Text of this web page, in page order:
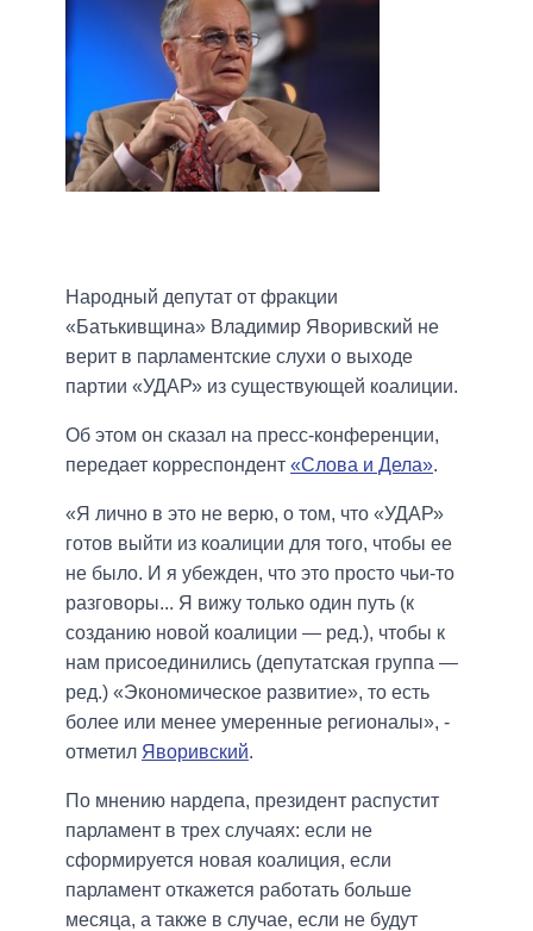
Народный депутат от фракции
«Батькивщина» Владимир Яворивский не
верит в парламентские слухи о выходе
партии «УДАР» из существующей коалиции.
Об этом он сказал на пресс-конференции,
передает корреспондент «Слова и Дела».
«Я лично в это не верю, о том, что «УДАР»
готов выйти из коалиции для того, чтобы ее
не было. И я убежден, что это просто чьи-то
разговоры... Я вижу только один путь (к
созданию новой коалиции — ред.), чтобы к
нам присоединились (депутатская группа —
ред.) «Экономическое развитие», то есть
более или менее умеренные регионалы», -
отметил Яворивский.
По мнению нардепа, президент распустит
парламент в трех случаях: если не
сформируется новая коалиция, если
парламент откажется работать больше
месяца, а также в случае, если не будут